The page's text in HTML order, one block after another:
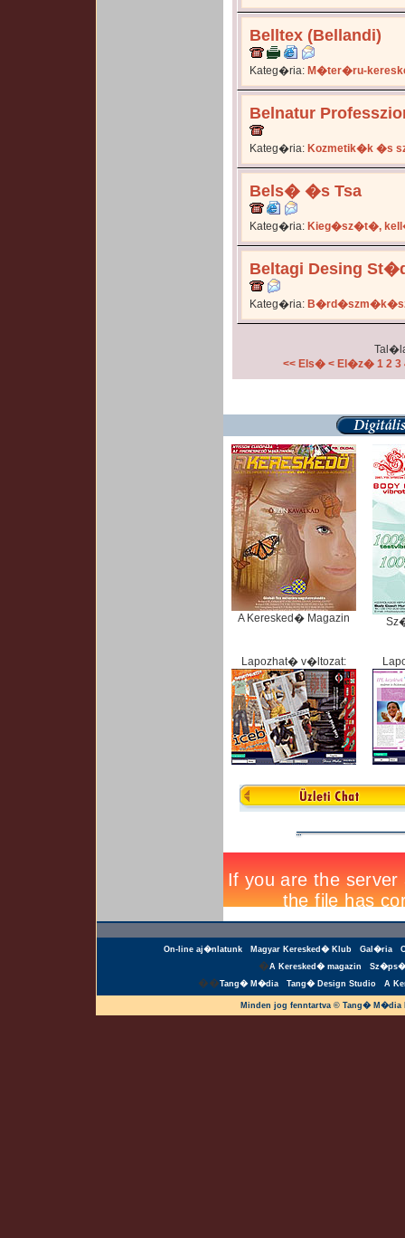
Belltex (Bellandi)
Kateg�ria: M�ter�ru-
Belnatur
Kateg�ria: Kozmetik�k �s
Bels� �s Tsa
Kateg�ria: Kieg�sz�t�,
Beltagi Desing
Kateg�ria:
<< Els� < El�z� 1 2 3
A Keresked� Magazin
Lapozhat� v�ltozat:
On-line aj�nlatunk Magyar Keresked� Klub Gal�ria
�A Keresked� magazin
��Tang� M�dia Tang� Design Studio A
Minden jog fenntartva © Tang�